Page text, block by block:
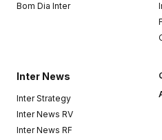
Bom Dia Inter
Inter News
Inter Strategy
Inter News RV
Inter News RF